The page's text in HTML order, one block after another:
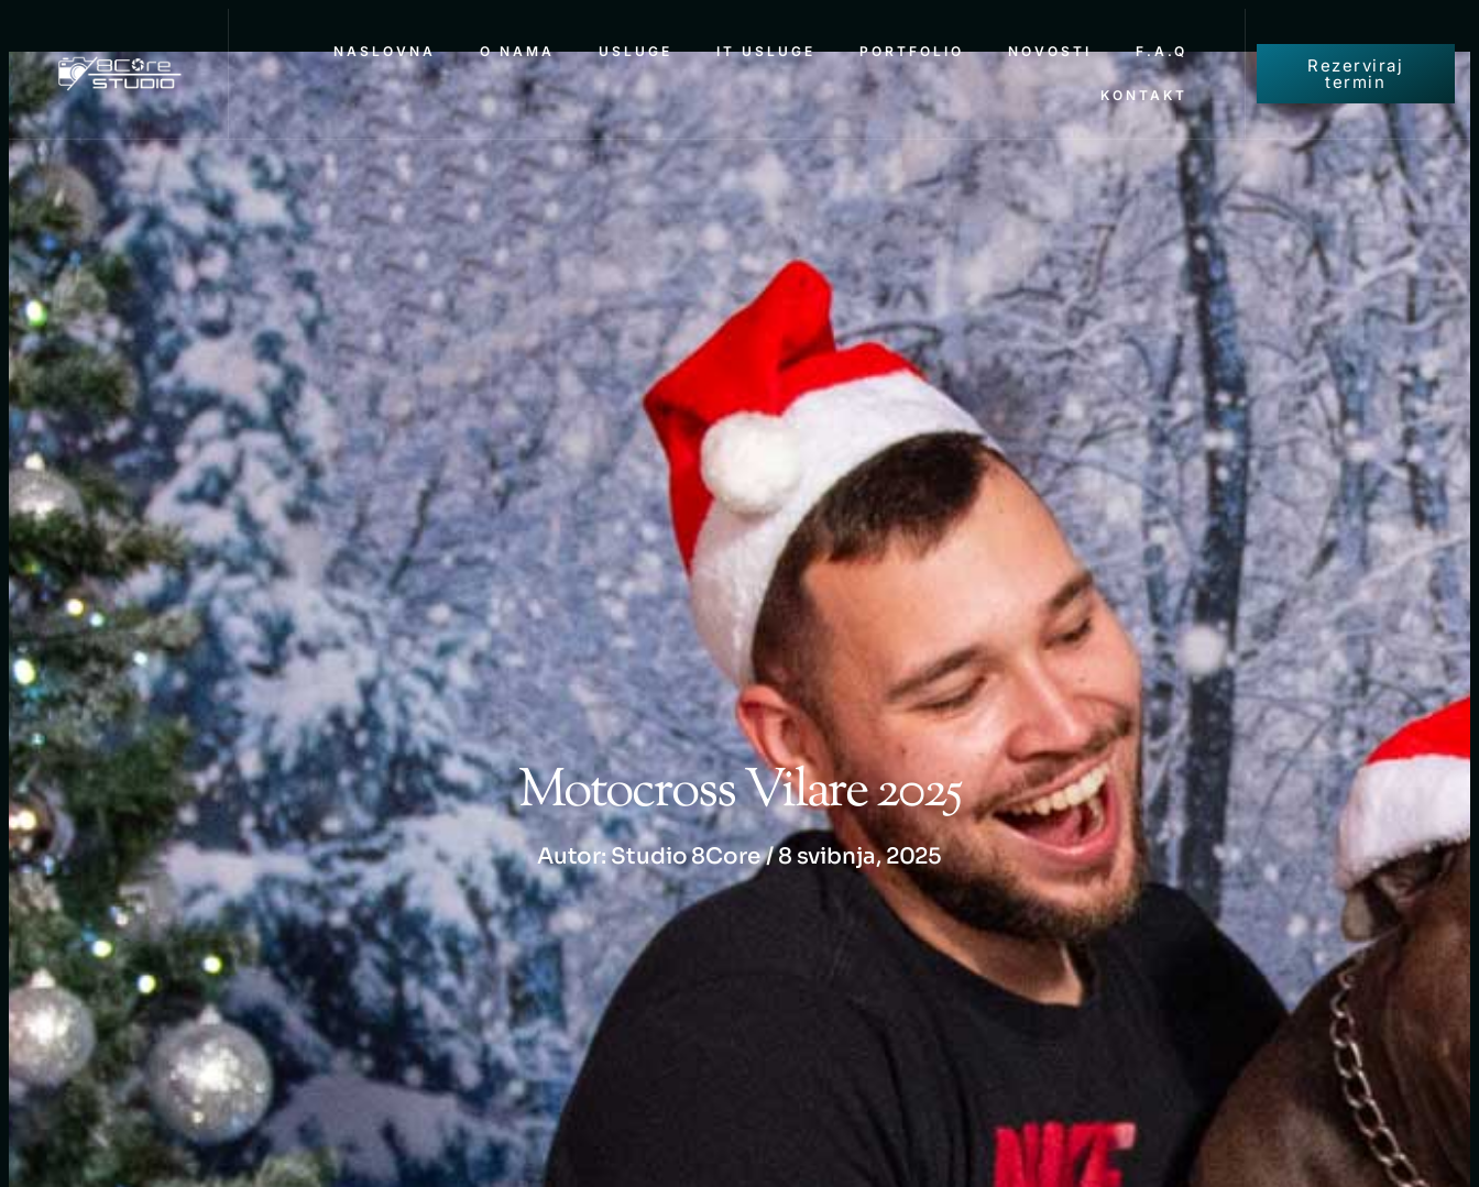
NASLOVNA O NAMA USLUGE IT USLUGE PORTFOLIO NOVOSTI F.A.Q
KONTAKT
Rezerviraj
termin
Motocross Vilare 2025
Autor:Studio 8Core /8 svibnja, 2025